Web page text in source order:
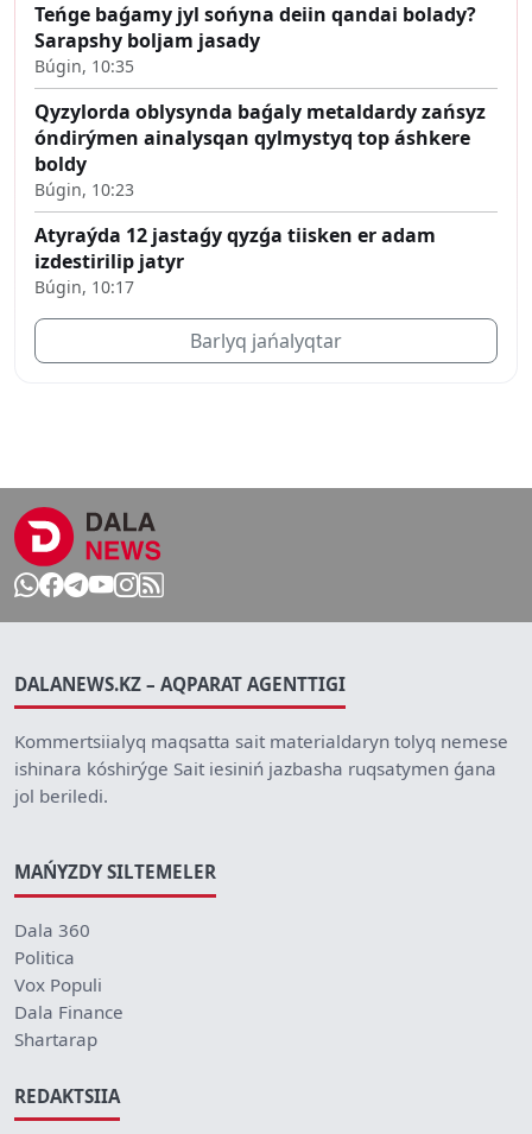
Teńge baǵamy jyl sońyna deiin qandai bolady?
Sarapshy boljam jasady
Búgin, 10:35
Qyzylorda oblysynda baǵaly metaldardy zańsyz
óndirýmen ainalysqan qylmystyq top áshkere
boldy
Búgin, 10:23
Atyraýda 12 jastaǵy qyzǵa tiisken er adam
izdestirilip jatyr
Búgin, 10:17
Barlyq jańalyqtar
DALANEWS.KZ – AQPARAT AGENTTIGI
Kommertsiialyq maqsatta sait materialdaryn tolyq nemese
ishinara kóshirýge Sait iesiniń jazbasha ruqsatymen ǵana
jol beriledi.
MAŃYZDY SILTEMELER
Dala 360
Politica
Vox Populi
Dala Finance
Shartarap
REDAKTSIIA